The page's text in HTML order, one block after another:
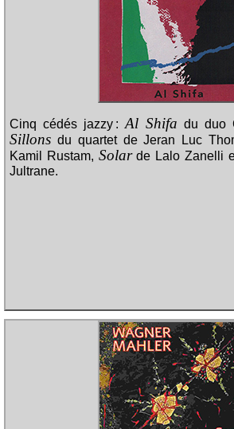
Cinq cédés jazzy : Al Shifa du duo
Sillons du quartet de Jeran Luc
Kamil Rustam, Solarde Lalo Zanelli
Jultrane.